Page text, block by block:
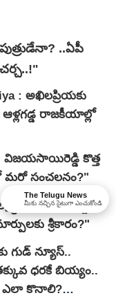
..ఏపీ
: అఖిలప్రియకు
రాజకీయాల్లో
: విజయసాయిరెడ్డి కొత్త
మరో సంచలనం?"
జగన్ మాస్టర్
శ్రీకారం?"
గుడ్ న్యూస్..
ధరకే బియ్యం..
ఎలా కొనాలి?
The Telugu News
మీకు నచ్చిన సైటుగా ఎంచుకోండి